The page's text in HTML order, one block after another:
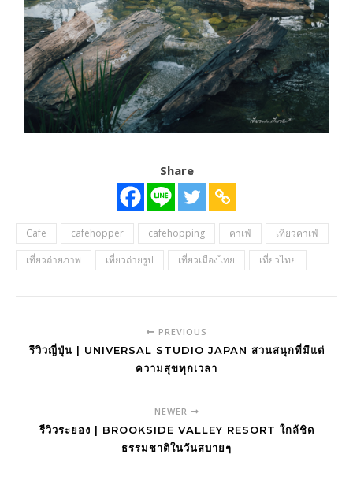
Share
Cafe cafehopper cafehopping คาเฟ่
เที่ยวคาเฟ่
เที่ยวถ่ายภาพ
เที่ยวถ่ายรูป เที่ยวเมืองไทย เที่ยวไทย
PREVIOUS
รีวิวญี่ปุ่น | UNIVERSAL STUDIO JAPAN สวนสนุกที่มีแต่
ความสุขทุกเวลา
NEWER
รีวิวระยอง | BROOKSIDE VALLEY RESORT ใกล้ชิด
ธรรมชาติในวันสบายๆ